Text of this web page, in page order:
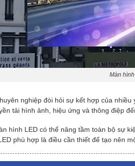
Màn
nghiệp đòi hỏi sự kết hợp của
tải hình ảnh, hiệu ứng và thông điệp
hình LED có thể nâng tầm toàn bộ sự
phù hợp là điều cần thiết để tạo nên